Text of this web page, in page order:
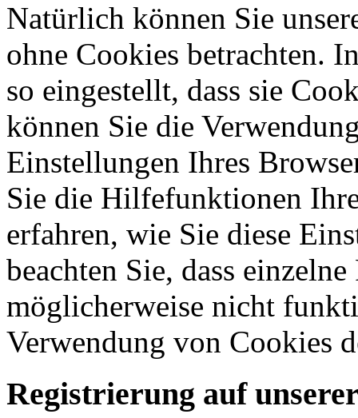
Natürlich können Sie
ohne Cookies betrachten.
so eingestellt, dass sie
können Sie die
Einstellungen Ihres
Sie die Hilfefunktionen
erfahren, wie Sie diese
beachten Sie, dass
möglicherweise nicht
Verwendung von Cookies
Registrierung auf